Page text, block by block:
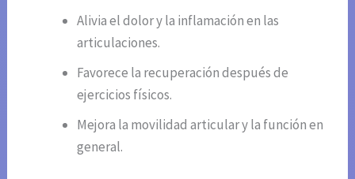
Alivia el dolor y la inflamación en las
articulaciones.
Favorece la recuperación después de
ejercicios físicos.
Mejora la movilidad articular y la función en
general.